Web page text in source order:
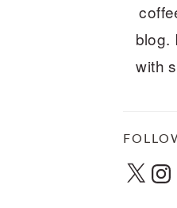
blog.
with
X